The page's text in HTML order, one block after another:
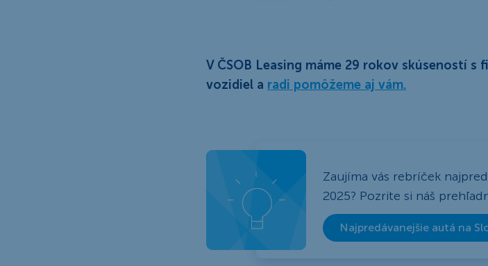
V ČSOB Leasing máme 29 rokov skúseností
vozidiel a radi pomôžeme aj vám.
Zaujíma vás rebríček
2025? Pozrite si náš
Najpredávanejšie autá na